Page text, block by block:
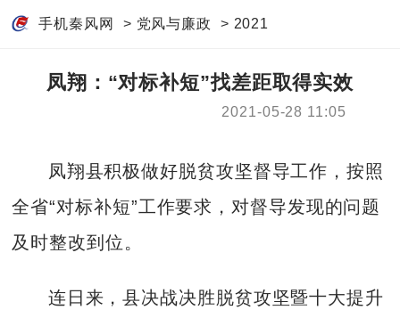
手机秦风网 > 党风与廉政 > 2021
凤翔：“对标补短”找差距取得实效
2021-05-28 11:05
凤翔县积极做好脱贫攻坚督导工作，按照
全省“对标补短”工作要求，对督导发现的问题
及时整改到位。
连日来，县决战决胜脱贫攻坚暨十大提升